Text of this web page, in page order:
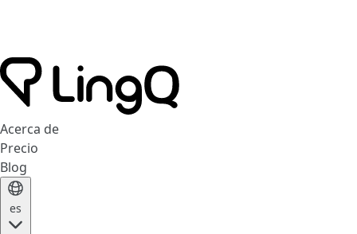
Acerca de
Precio
Blog
es